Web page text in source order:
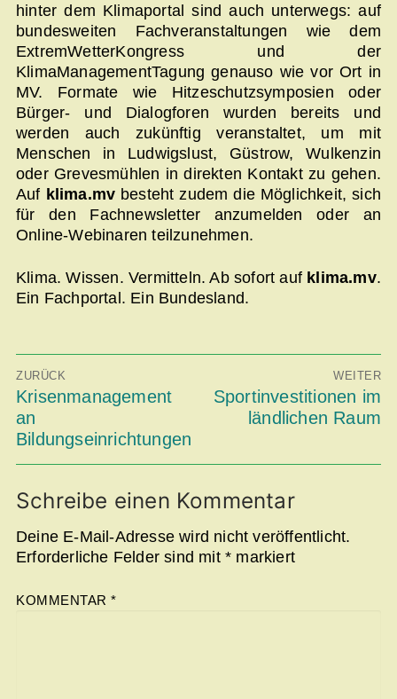
hinter dem Klimaportal sind auch unterwegs: auf
bundesweiten Fachveranstaltungen wie dem
ExtremWetterKongress und der
KlimaManagementTagung genauso wie vor Ort in
MV. Formate wie Hitzeschutzsymposien oder
Bürger- und Dialogforen wurden bereits und
werden auch zukünftig veranstaltet, um mit
Menschen in Ludwigslust, Güstrow, Wulkenzin
oder Grevesmühlen in direkten Kontakt zu gehen.
Auf klima.mv besteht zudem die Möglichkeit, sich
für den Fachnewsletter anzumelden oder an
Online-Webinaren teilzunehmen.
Klima. Wissen. Vermitteln. Ab sofort auf klima.mv.
Ein Fachportal. Ein Bundesland.
Beitragsnavigation
ZURÜCK
Vorheriger
Beitrag:
Krisenmanagement
an
Bildungseinrichtungen
WEITER
Nächster
Beitrag:
Sportinvestitionen im
ländlichen Raum
Schreibe einen Kommentar
Deine E-Mail-Adresse wird nicht veröffentlicht.
Erforderliche Felder sind mit * markiert
KOMMENTAR *